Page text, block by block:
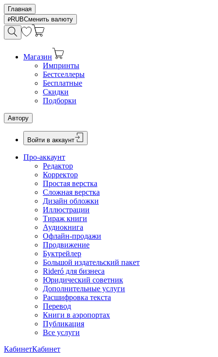
Главная
RUBСменить валюту
Магазин
Импринты
Бестселлеры
Бесплатные
Скидки
Подборки
Автору
Войти в аккаунт
Про-аккаунт
Редактор
Корректор
Простая верстка
Сложная верстка
Дизайн обложки
Иллюстрации
Тираж книги
Аудиокнига
Офлайн-продажи
Продвижение
Буктрейлер
Большой издательский пакет
Rideró для бизнеса
Юридический советник
Дополнительные услуги
Расшифровка текста
Перевод
Книги в аэропортах
Публикация
Все услуги
КабинетКабинет